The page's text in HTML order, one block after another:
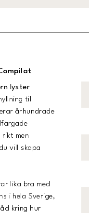
lyster
till
århundrade
men
vill skapa
lika bra med
i hela Sverige,
kring hur